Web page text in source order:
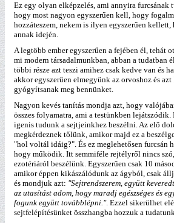
Ez egy olyan elképzelés, ami annyira furcsának
hogy most nagyon egyszerűen kell, hogy
hozzáteszem, nekem is ilyen egyszerűen
annak idején.
A legtöbb ember egyszerűen a fejében él, tehát
mi modern társadalmunkban, abban a tudatban
többi része azt teszi amihez csak kedve van és
akkor egyszerűen elmegyünk az orvoshoz és
gyógyítsanak meg bennünket.
Nagyon kevés tanítás mondja azt, hogy
összes folyamatra, ami a testünkben
igenis tudunk a sejtjeinkhez beszélni. Az elő
megkérdeznek tőlünk, amikor majd ez a
"hol voltál idáig?". És ez meglehetősen furcsán
hogy működik. Itt semmiféle rejtélyről nincs
ezotériáról beszélünk. Egyszerűen csak 10
amikor éppen kikászálódunk az ágyból, csak
és mondjuk azt: "Sejtrendszerem, együtt
az utasítást adom, hogy maradj egészséges és
fogunk együtt továbblépni.". Ezzel sikerülhet
sejtfelépítésünket összhangba hozzuk a